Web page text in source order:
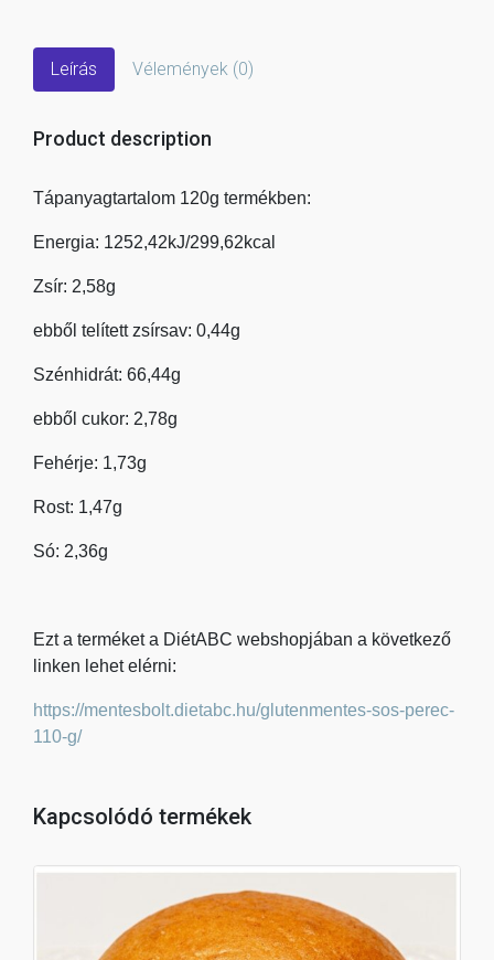
Leírás Vélemények (0)
Product description
Tápanyagtartalom 120g termékben:
Energia: 1252,42kJ/299,62kcal
Zsír: 2,58g
ebből telített zsírsav: 0,44g
Szénhidrát: 66,44g
ebből cukor: 2,78g
Fehérje: 1,73g
Rost: 1,47g
Só: 2,36g
Ezt a terméket a DiétABC webshopjában a következő
linken lehet elérni:
https://mentesbolt.dietabc.hu/glutenmentes-sos-perec-
110-g/
Kapcsolódó termékek